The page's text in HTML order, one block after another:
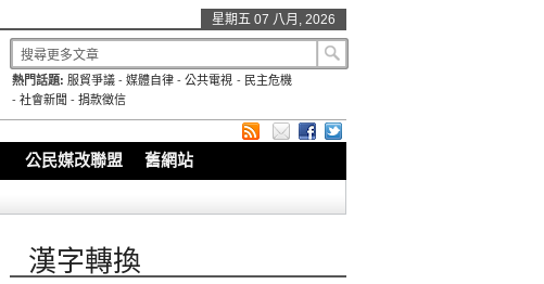
星期五 07 八月, 2026
熱門話題: 服貿爭議 -媒體自律 -公共電視 - 民主危機
- 社會新聞 - 捐款徵信
公民媒改聯盟 舊網站
漢字轉換